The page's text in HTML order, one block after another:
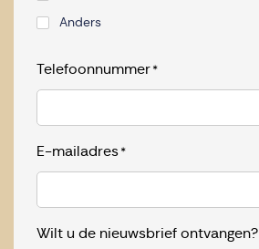
Anders
Telefoonnummer *
E-mailadres *
Wilt u de nieuwsbrief ontvangen?